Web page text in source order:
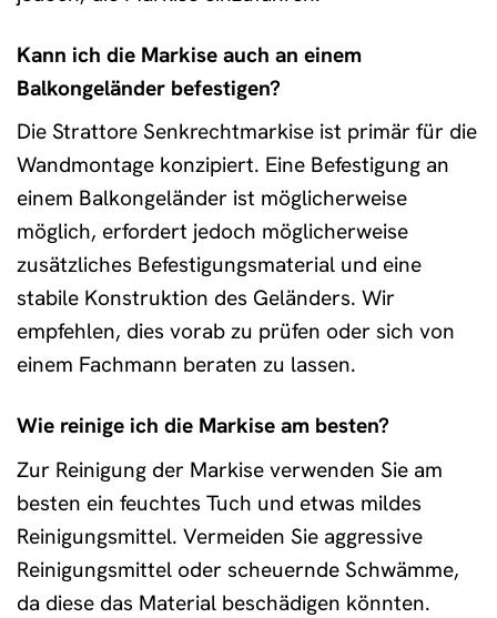
Kann ich die Markise auch an einem
Balkongeländer befestigen?
Die Strattore Senkrechtmarkise ist primär für die
Wandmontage konzipiert. Eine Befestigung an
einem Balkongeländer ist möglicherweise
möglich, erfordert jedoch möglicherweise
zusätzliches Befestigungsmaterial und eine
stabile Konstruktion des Geländers. Wir
empfehlen, dies vorab zu prüfen oder sich von
einem Fachmann beraten zu lassen.
Wie reinige ich die Markise am besten?
Zur Reinigung der Markise verwenden Sie am
besten ein feuchtes Tuch und etwas mildes
Reinigungsmittel. Vermeiden Sie aggressive
Reinigungsmittel oder scheuernde Schwämme,
da diese das Material beschädigen könnten.